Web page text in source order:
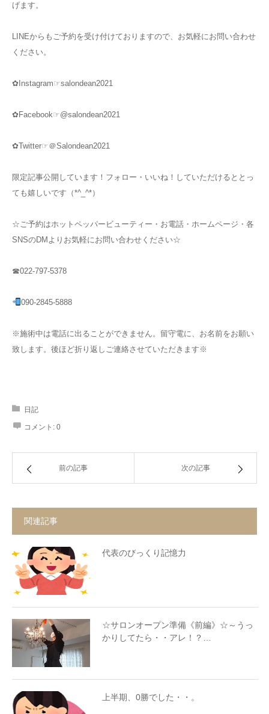
げます。
LINEからもご予約を受け付けておりますので、お気軽にお問い合わせ
ください。
✿Instagram☞salondean2021
✿Facebook☞@salondean2021
✿Twitter☞＠Salondean2021
限定記事公開しています！フォロー・いいね！していただけるととっ
ても嬉しいです（*^_^*）
☆ご予約はホットペッパービューティー・お電話・ホームページ・各
SNSのDMよりお気軽にお問い合わせください☆
☎022-797-5378
090-2845-5888
※施術中は電話に出ることができません。留守電に、お名前をお願い
致します。後ほど折り返しご連絡させていただきます※
日記
コメント: 0
前の記事 次の記事
関連記事
代表のびっくり記憶力
☆サロンオープン準備《前編》☆～うっ
かりしてたら・・アレ！？…
上半期、0勝でした・・。